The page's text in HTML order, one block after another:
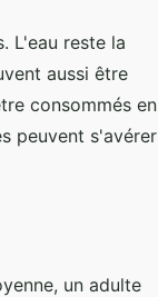
L'eau reste la
aussi être
consommés en
peuvent s'avérer
un adulte